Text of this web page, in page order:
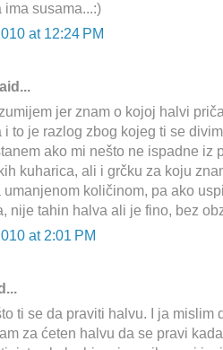
ima susama...:)
at 12:24 PM
jer znam o kojoj halvi
i to je razlog zbog kojeg ti se
ako mi nešto ne ispadne iz
kuharica, ali i grčku za koju
umanjenom količinom, pa ako
nije tahin halva ali je fino, bez
at 2:01 PM
ti se da praviti halvu. I ja mislim
za ćeten halvu da se pravi